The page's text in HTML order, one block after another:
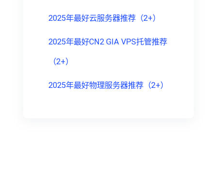
2025年最好云服务器推荐（2+）
2025年最好CN2 GIA VPS托管推荐
（2+）
2025年最好物理服务器推荐（2+）